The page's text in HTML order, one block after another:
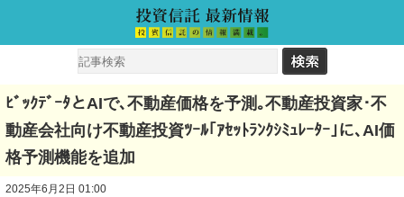
ﾋﾞｯｸﾃﾞｰﾀとAIで､不動産価格を予測｡不動産投資家･不
動産会社向け不動産投資ﾂｰﾙ｢ｱｾｯﾄﾗﾝｸｼﾐｭﾚｰﾀｰ｣に､AI価
格予測機能を追加
2025年6月2日 01:00